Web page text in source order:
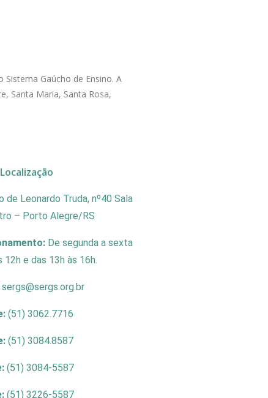
Gaúcho de Ensino. A
Santa Maria, Santa Rosa,
Localização
de Leonardo Truda, nº40 Sala
– Porto Alegre/RS
De segunda a sexta
12h e das 13h às 16h.
sergs@sergs.org.br
(51) 3062.7716
(51) 3084.8587
(51) 3084-5587
(51) 3226-5587